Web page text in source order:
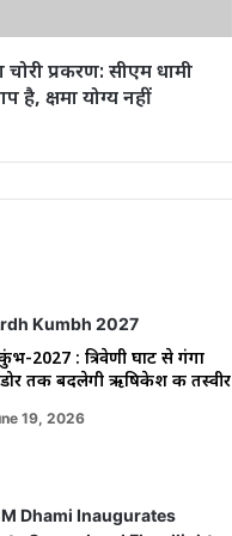
प्रकरण: सीएम धामी
है, क्षमा योग्य नहीं
2027 : त्रिवेणी घाट से गंगा
तक बदलेगी ऋषिकेश की तस्वीर
19, 2026